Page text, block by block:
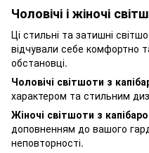
Чоловічі і жіночі
Ці стильні та затишні
відчували себе комфортно
обстановці.
Чоловічі світшоти з
характером та стильним
Жіночі світшоти з
доповненням до вашого
неповторності.